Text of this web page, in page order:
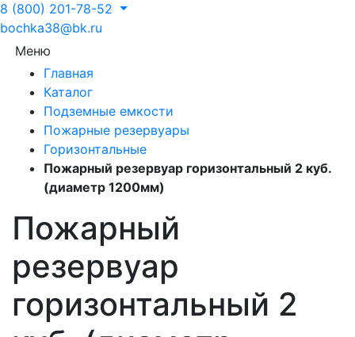
8 (800) 201-78-52
bochka38@bk.ru
Меню
Главная
Каталог
Подземные емкости
Пожарные резервуары
Горизонтальные
Пожарный резервуар горизонтальный 2 куб.
(диаметр 1200мм)
Пожарный
резервуар
горизонтальный 2